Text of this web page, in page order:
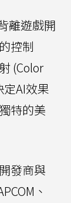
離遊戲開
控制
(Color
AI效果
特的美
發商與
、